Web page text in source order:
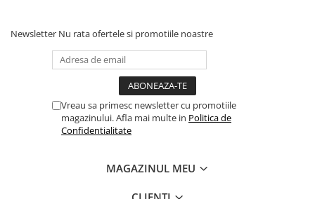
Newsletter Nu rata ofertele si promotiile noastre
Vreau sa primesc newsletter cu promotiile
magazinului. Afla mai multe in Politica de
Confidentialitate
MAGAZINUL MEU